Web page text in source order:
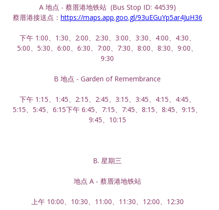
A 地点 - 蔡厝港地铁站  (Bus Stop ID: 44539)
蔡厝港接送点： https://maps.app.goo.gl/93uEGuYp5ar4JuH36
下午 1:00、1:30、2:00、2:30、3:00、3:30、4:00、4:30、
5:00、5:30、6:00、6:30、7:00、7:30、8:00、8:30、9:00、
9:30
B 地点 - Garden of Remembrance
下午 1:15、1:45、2:15、2:45、3:15、3:45、4:15、4:45、
5:15、5:45、6:15下午 6:45、7:15、7:45、8:15、8:45、9:15、
9:45、10:15
B. 星期三
地点 A - 蔡厝港地铁站
上午 10:00、10:30、11:00、11:30、12:00、12:30